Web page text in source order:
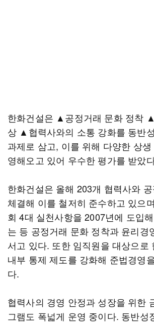
한화건설은 ▲공정거래 문화 정착
상 ▲협력사와의 소통 강화를 동반
과제로 삼고, 이를 위해 다양한 상
영해오고 있어 우수한 평가를 받았
한화건설은 올해 203개 협력사와
체결해 이를 철저히 준수하고 있으
회 4대 실천사항을 2007년에 도입
는 등 공정거래 문화 정착과 윤리경
서고 있다. 또한 임직원을 대상으로
내부 통제 제도를 강화해 준법경영
다.
협력사의 경영 안정과 성장을 위한
그램도 폭넓게 운영 중이다. 동반성